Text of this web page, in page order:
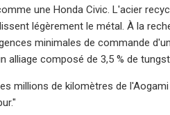
une Honda Civic. L'acier
légèrement le métal. À la
minimales de commande
alliage composé de 3,5 % de
millions de kilomètres de